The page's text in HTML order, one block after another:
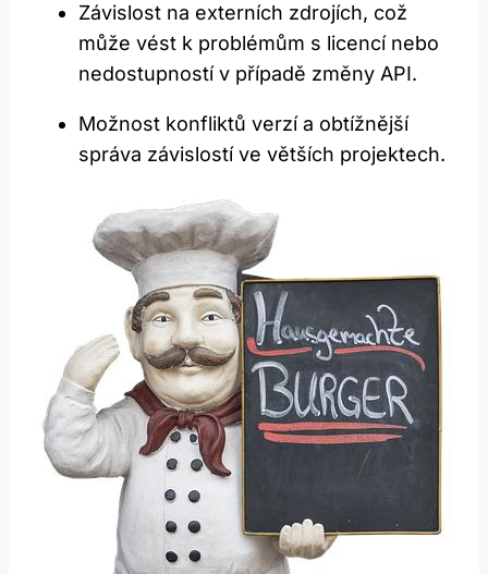
Závislost na externích zdrojích, což
může vést k problémům s licencí nebo
nedostupností v případě změny API.
Možnost konfliktů verzí a obtížnější
správa závislostí ve větších projektech.